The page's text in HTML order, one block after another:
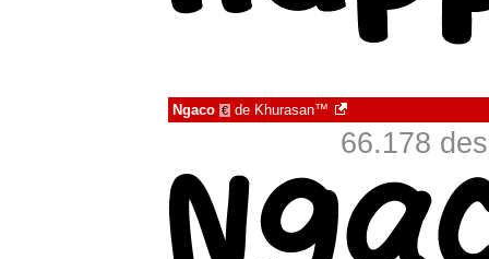
Ngaco € de Khurasan™
66.178